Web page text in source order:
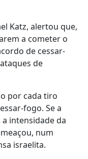
Katz, alertou que,
a cometer o
de cessar-
de
por cada tiro
fogo. Se a
intensidade da
num
israelita.